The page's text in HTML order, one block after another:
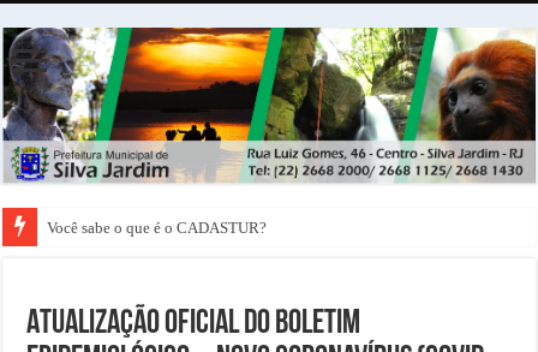
Você sabe o que é o CADASTUR?
ATUALIZAÇÃO OFICIAL DO BOLETIM